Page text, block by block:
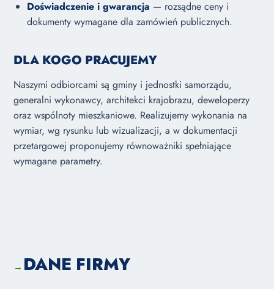
Doświadczenie i gwarancja — rozsądne ceny i
dokumenty wymagane dla zamówień publicznych.
DLA KOGO PRACUJEMY
Naszymi odbiorcami są gminy i jednostki samorządu,
generalni wykonawcy, architekci krajobrazu, deweloperzy
oraz wspólnoty mieszkaniowe. Realizujemy wykonania na
wymiar, wg rysunku lub wizualizacji, a w dokumentacji
przetargowej proponujemy równoważniki spełniające
wymagane parametry.
→ DANE FIRMY